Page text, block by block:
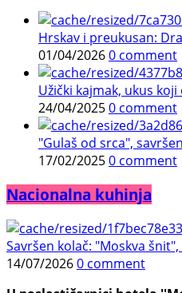
Hrskav i preukusan:
01/04/20260 comment
Užički kajmak, ukus koji
24/04/20250 comment
"Gulaš od srca",
17/02/20250 comment
Nacionalna kuhinja
Savršen kolač: "Moskva
14/07/20260 comment